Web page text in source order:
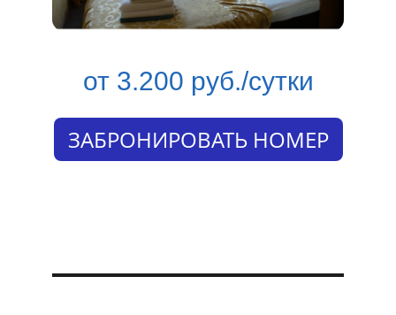
от 3.200 руб./сутки
ЗАБРОНИРОВАТЬ НОМЕР